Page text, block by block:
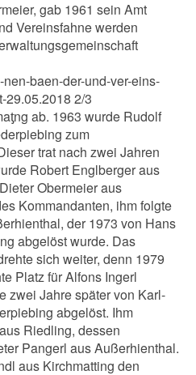
gab 1961 sein Amt
Vereinsfahne werden
baen-der-und-ver-eins-
29.05.2018 2/3
ab. 1963 wurde Rudolf
zum
trat nach zwei Jahren
Robert Englberger aus
Obermeier aus
Kommandanten, ihm folgte
der 1973 von Hans
abgelöst wurde. Das
sich weiter, denn 1979
Platz für Alfons Ingerl
zwei Jahre später von Karl-
abgelöst. Ihm
Riedling, dessen
Pangerl aus Außerhienthal.
aus Kirchmatting den